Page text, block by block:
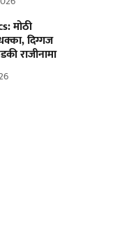
मोठी
दिग्गज
राजीनामा